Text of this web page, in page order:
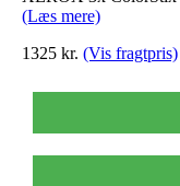
(Læs mere)
1325 kr. (Vis fragtpris)